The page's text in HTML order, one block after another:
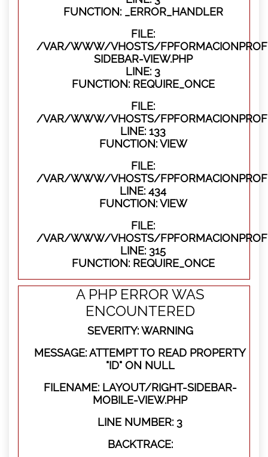
FUNCTION: _ERROR_HANDLER
FILE:
/VAR/WWW/VHOSTS/
SIDEBAR-VIEW.PHP
LINE: 3
FUNCTION: REQUIRE_ONCE
FILE:
/VAR/WWW/VHOSTS/
LINE: 133
FUNCTION: VIEW
FILE:
/VAR/WWW/VHOSTS/
LINE: 434
FUNCTION: VIEW
FILE:
/VAR/WWW/VHOSTS/
LINE: 315
FUNCTION: REQUIRE_ONCE
A PHP ERROR WAS
ENCOUNTERED
SEVERITY: WARNING
MESSAGE: ATTEMPT TO READ PROPERTY
"ID" ON NULL
FILENAME: LAYOUT/RIGHT-SIDEBAR-
MOBILE-VIEW.PHP
LINE NUMBER: 3
BACKTRACE: